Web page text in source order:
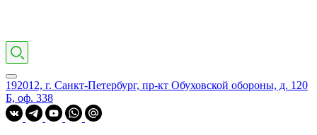
192012, г. Санкт-Петербург, пр-кт Обуховской обороны, д. 120
Б, оф. 338